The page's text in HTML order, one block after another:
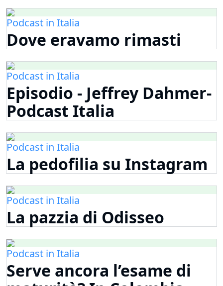
Podcast in Italia
Dove eravamo rimasti
Podcast in Italia
Episodio - Jeffrey Dahmer-
Podcast Italia
Podcast in Italia
La pedofilia su Instagram
Podcast in Italia
La pazzia di Odisseo
Podcast in Italia
Serve ancora l’esame di